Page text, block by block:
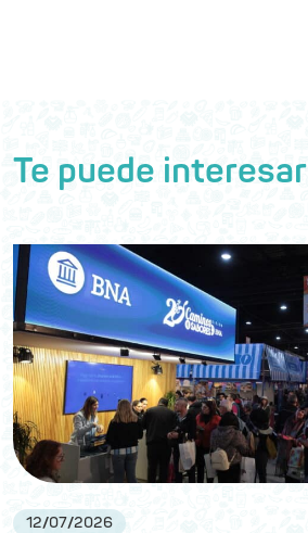
Te puede interesar
12/07/2026